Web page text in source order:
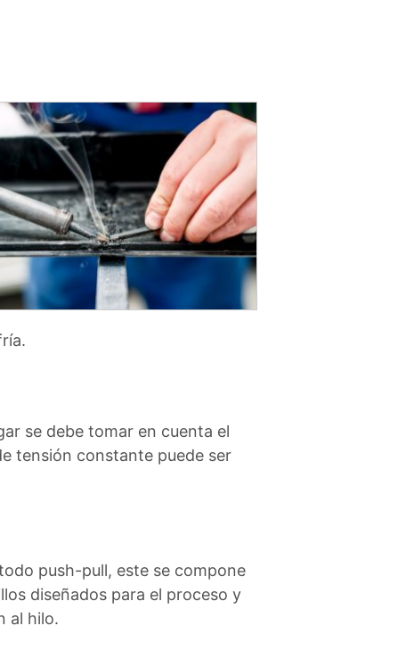
se debe tomar en cuenta el
tensión constante puede ser
push-pull, este se compone
diseñados para el proceso y
al hilo.